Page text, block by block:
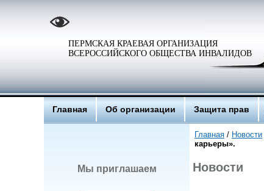
ПЕРМСКАЯ КРАЕВАЯ ОРГАНИЗАЦИЯ
ВСЕРОССИЙСКОГО ОБЩЕСТВА ИНВАЛИДОВ
Главная Об организации Защита прав
Мы приглашаем
Главная / Новости
карьеры».
Новости